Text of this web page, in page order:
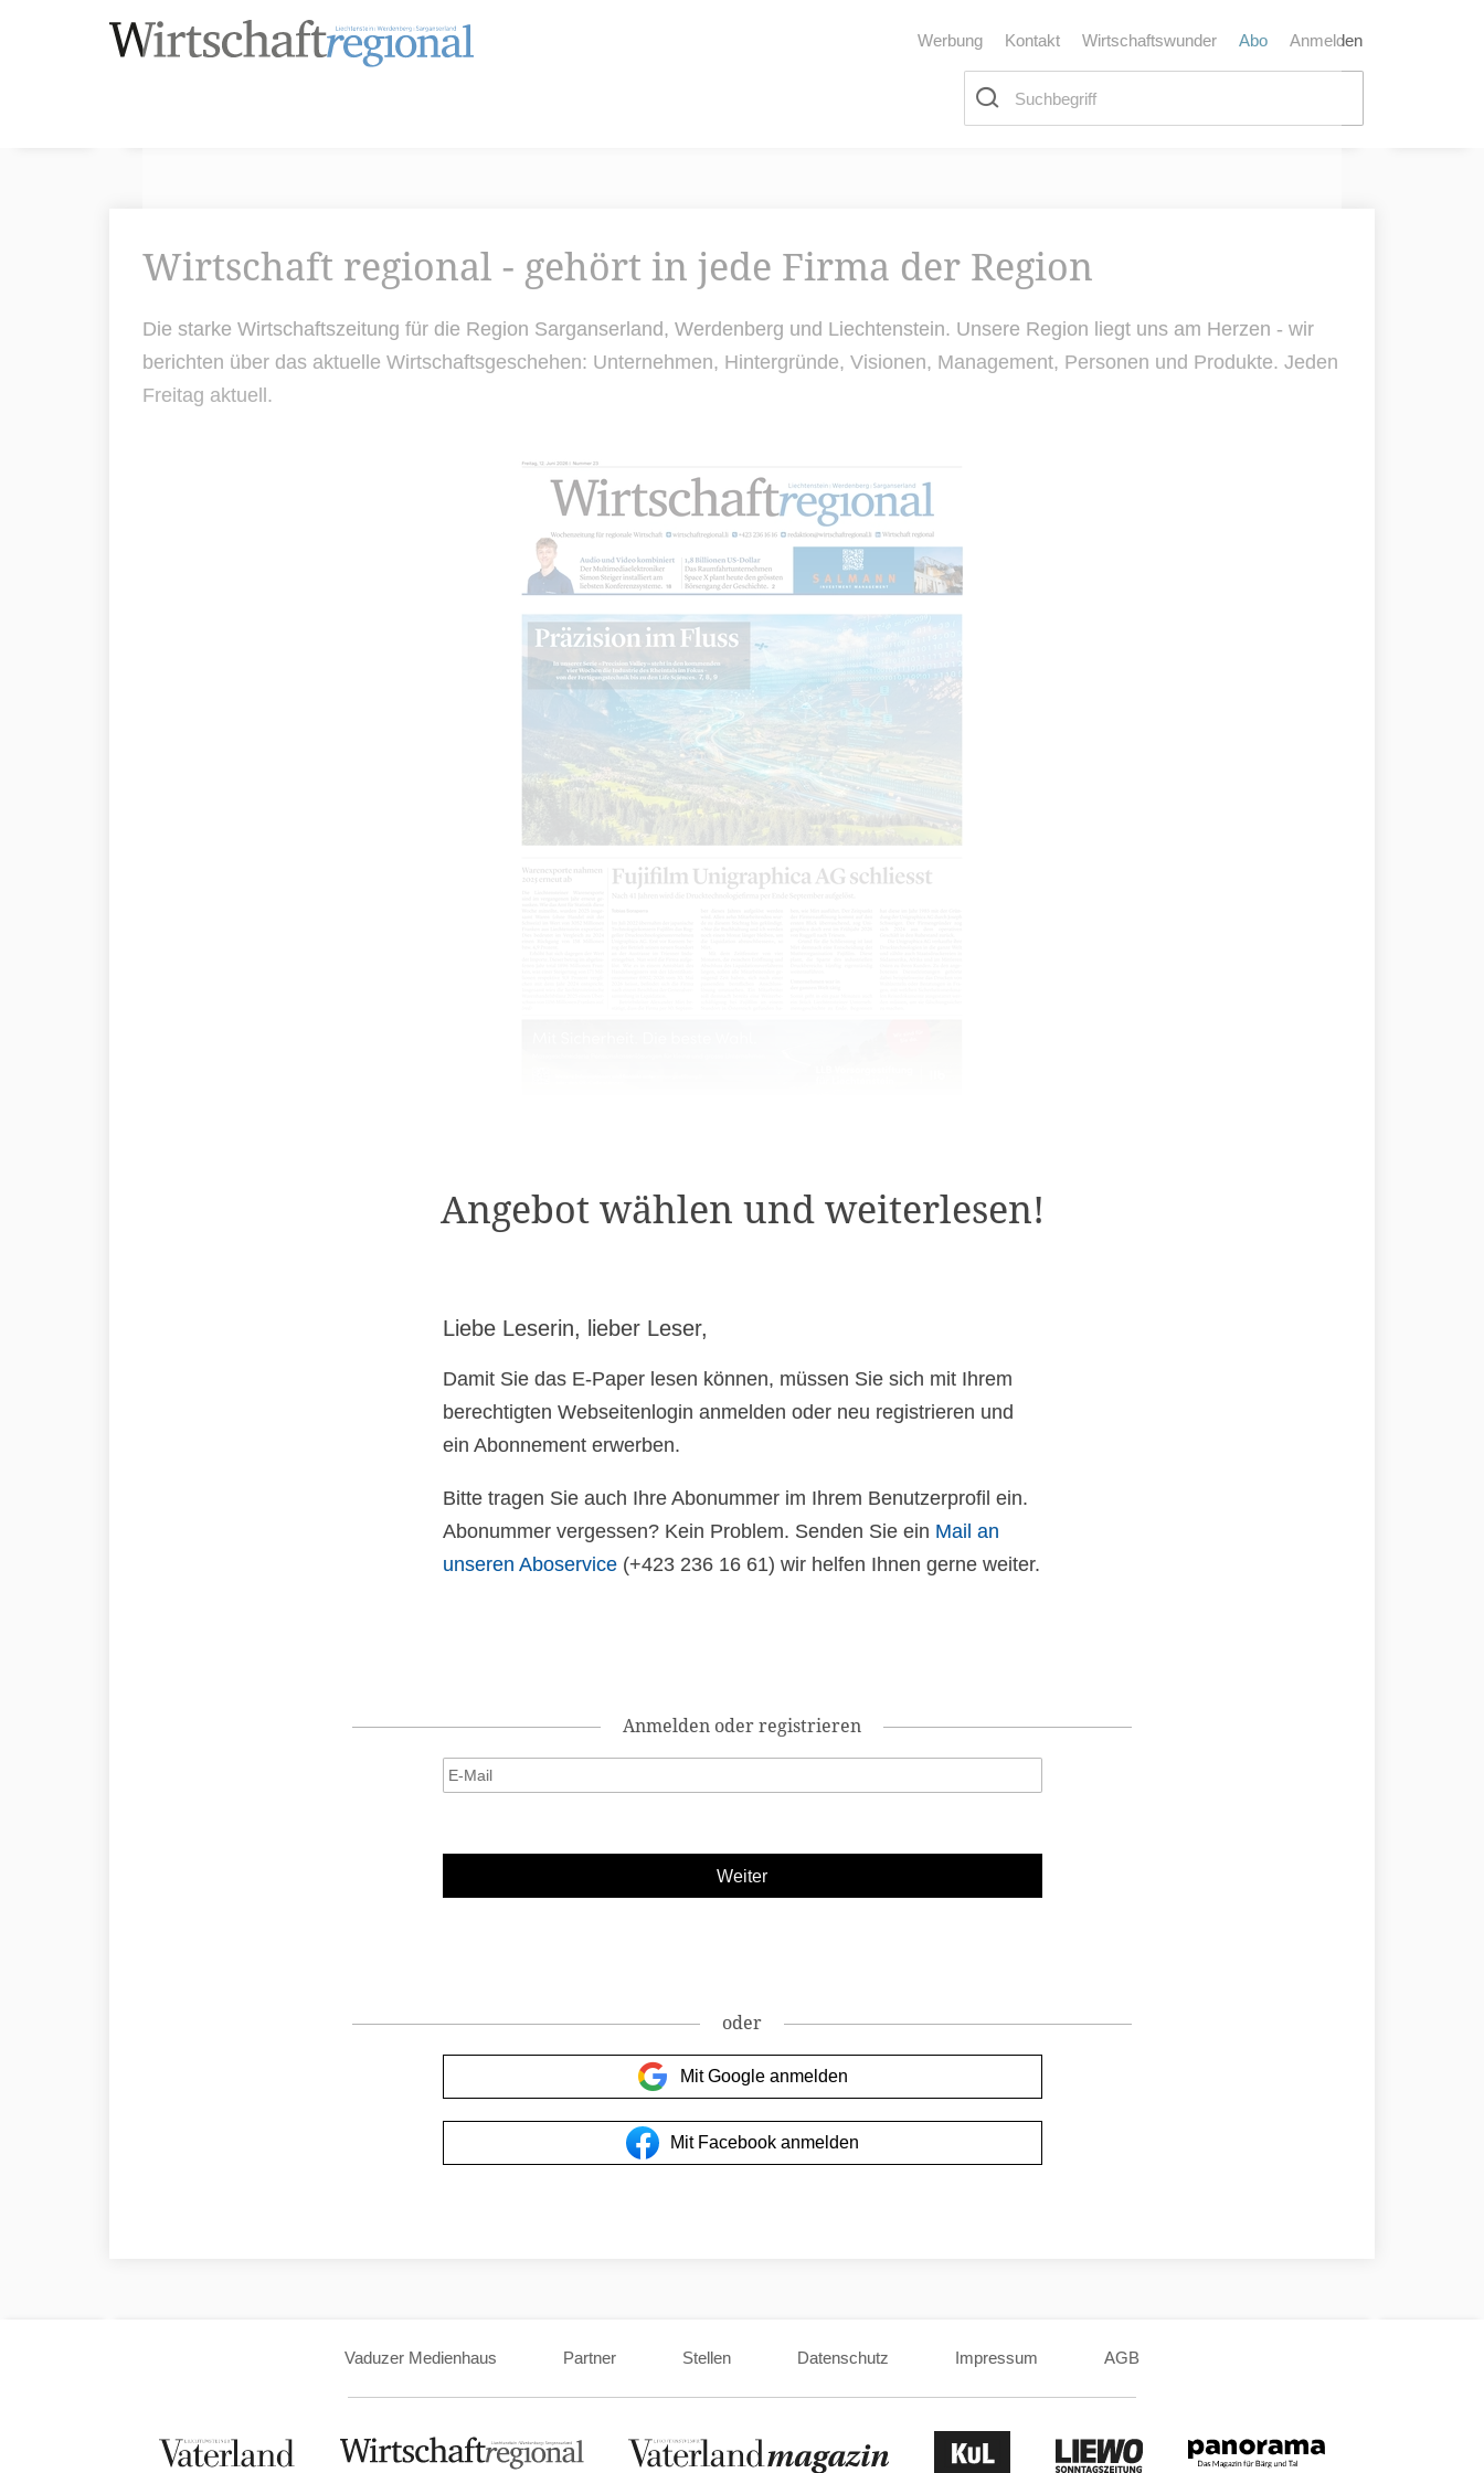
Abo Anmelden
Werbung Kontakt Wirtschaftswunder
Wirtschaft regional - gehört in jede Firma der Region
Die starke Wirtschaftszeitung für die Region Sarganserland, Werdenberg und Liechtenstein. Unsere Region liegt uns am Herzen - wir
berichten über das aktuelle Wirtschaftsgeschehen: Unternehmen, Hintergründe, Visionen, Management, Personen und Produkte. Jeden
Freitag aktuell.
Angebot wählen und weiterlesen!
Liebe Leserin, lieber Leser,
Damit Sie das E-Paper lesen können, müssen Sie sich mit Ihrem
berechtigten Webseitenlogin anmelden oder neu registrieren und
ein Abonnement erwerben.
Bitte tragen Sie auch Ihre Abonummer im Ihrem Benutzerprofil ein.
Abonummer vergessen? Kein Problem. Senden Sie ein Mail an
unseren Aboservice(+423 236 16 61) wir helfen Ihnen gerne weiter.
Anmelden oder registrieren
oder
Mit Google anmelden
Mit Facebook anmelden
Vaduzer Medienhaus Partner Stellen Datenschutz Impressum AGB